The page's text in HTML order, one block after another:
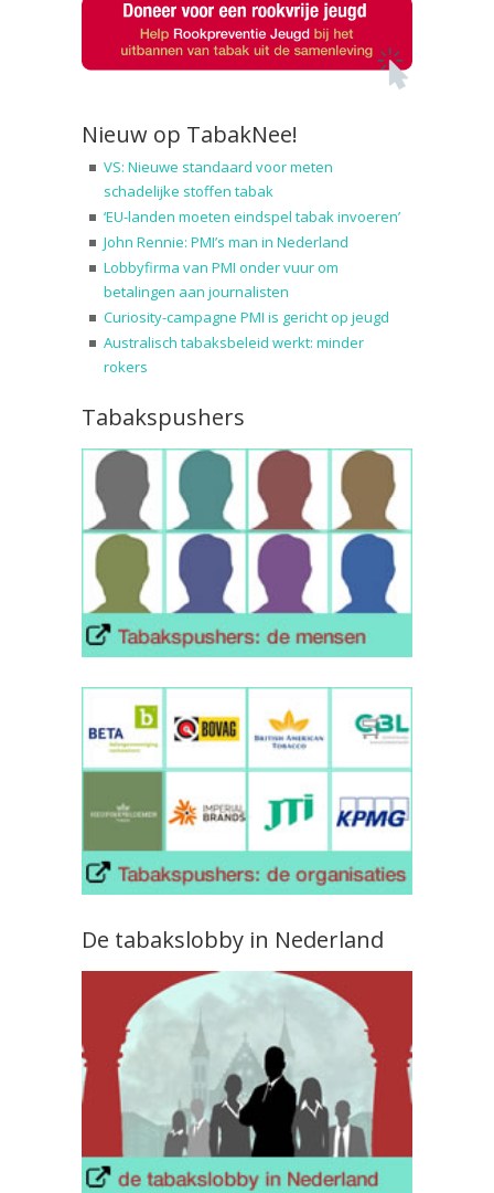
Nieuw op TabakNee!
VS: Nieuwe standaard voor meten
schadelijke stoffen tabak
‘EU-landen moeten eindspel tabak invoeren’
John Rennie: PMI’s man in Nederland
Lobbyfirma van PMI onder vuur om
betalingen aan journalisten
Curiosity-campagne PMI is gericht op jeugd
Australisch tabaksbeleid werkt: minder
rokers
Tabakspushers
De tabakslobby in Nederland